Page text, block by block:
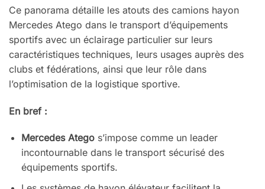
Ce panorama détaille les atouts des camions hayon
Mercedes Atego dans le transport d’équipements
sportifs avec un éclairage particulier sur leurs
caractéristiques techniques, leurs usages auprès des
clubs et fédérations, ainsi que leur rôle dans
l’optimisation de la logistique sportive.
En bref :
Mercedes Ategos’impose comme un leader
incontournable dans le transport sécurisé des
équipements sportifs.